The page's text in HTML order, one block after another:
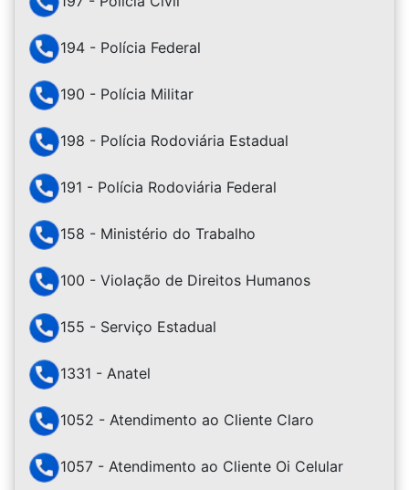
194 - Polícia Federal
190 - Polícia Militar
198 - Polícia Rodoviária Estadual
191 - Polícia Rodoviária Federal
158 - Ministério do Trabalho
100 - Violação de Direitos Humanos
155 - Serviço Estadual
1331 - Anatel
1052 - Atendimento ao Cliente Claro
1057 - Atendimento ao Cliente Oi Celular